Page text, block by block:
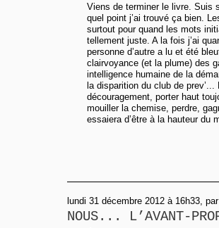
Viens de terminer le livre. Suis
quel point j’ai trouvé ça bien.
surtout pour quand les mots
tellement juste. A la fois j’ai
personne d’autre a lu et été
clairvoyance (et la plume) des
intelligence humaine de la
la disparition du club de
découragement, porter haut
mouiller la chemise, perdre,
essaiera d’être à la hauteur du
lundi 31 décembre 2012 à 16h33,
NOUS... L’AVANT-